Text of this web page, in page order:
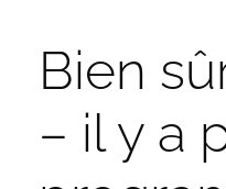
Bien
– il y a